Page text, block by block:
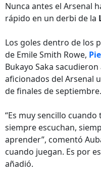
Nunca antes el Arsenal
rápido en un derbi de la
Los goles dentro de los
de Emile Smith Rowe,
Bukayo Saka
aficionados del Arsenal
de finales de septiembre.
“Es muy sencillo
siempre escuchan,
aprender”, comentó
cuando juegan. Es por
añadió.